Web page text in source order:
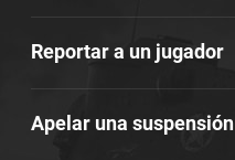
Reportar a un jugador
Apelar una suspensión